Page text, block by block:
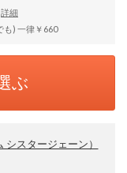
詳細
も) 一律￥660
ぶ
スタージェーン）